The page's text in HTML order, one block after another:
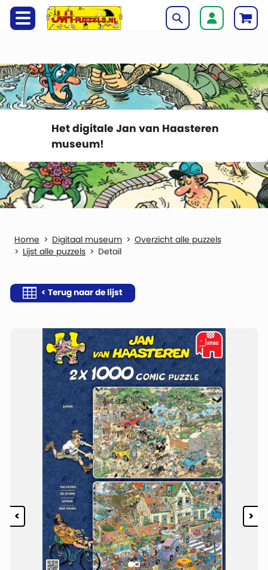
Het digitale Jan van Haasteren
museum!
Digitaal museum
Overzicht alle puzzels
Lijst alle puzzels
Detail
< Terug naar de lijst
< >